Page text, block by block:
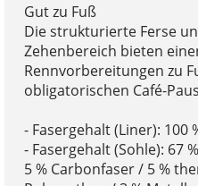
Gut zu Fuß
Die strukturierte Ferse
Zehenbereich bieten
Rennvorbereitungen zu
obligatorischen Café-
- Fasergehalt (Liner): 100
- Fasergehalt (Sohle): 67
5 % Carbonfaser / 5 %